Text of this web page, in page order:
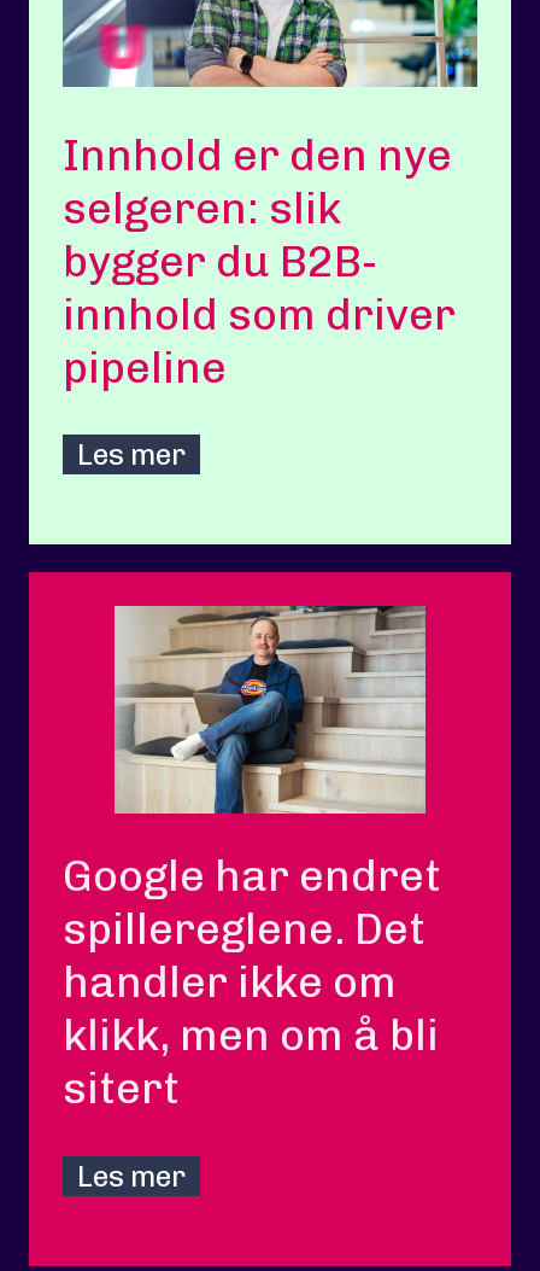
Innhold er den nye
selgeren: slik
bygger du B2B-
innhold som driver
pipeline
Les mer
Google har endret
spillereglene. Det
handler ikke om
klikk, men om å bli
sitert
Les mer